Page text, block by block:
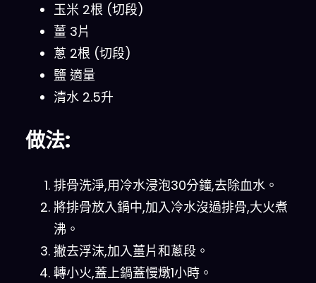
玉米 2根 (切段)
薑 3片
蔥 2根 (切段)
鹽 適量
清水 2.5升
做法:
排骨洗淨,用冷水浸泡30分鐘,去除血水。
將排骨放入鍋中,加入冷水沒過排骨,大火煮
沸。
撇去浮沫,加入薑片和蔥段。
轉小火,蓋上鍋蓋慢燉1小時。